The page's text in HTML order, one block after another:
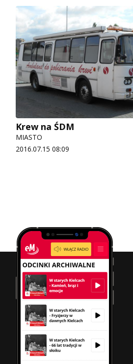
Krew na ŚDM
MIASTO
2016.07.15 08:09